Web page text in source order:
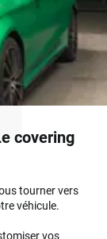
covering
tourner vers
véhicule.
vos